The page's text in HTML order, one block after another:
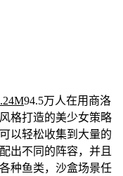
94.5万人在用 商洛
格打造的美少女策略
以轻松收集到大量的
出不同的阵容，并且
种鱼类，沙盒场景任